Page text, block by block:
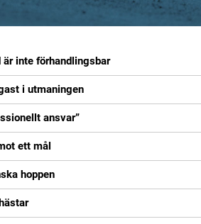
inte förhandlingsbar
i utmaningen
ansvar”
ett mål
hoppen